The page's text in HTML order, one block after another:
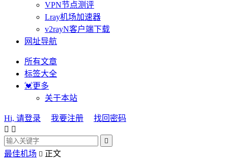
VPN节点测评
Lray机场加速器
v2rayN客户端下载
网址导航
所有文章
标签大全
💓更多
关于本站
Hi, 请登录 我要注册
找回密码
 

最佳机场  正文